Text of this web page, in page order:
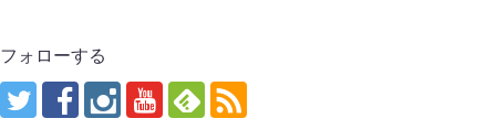
フォローする